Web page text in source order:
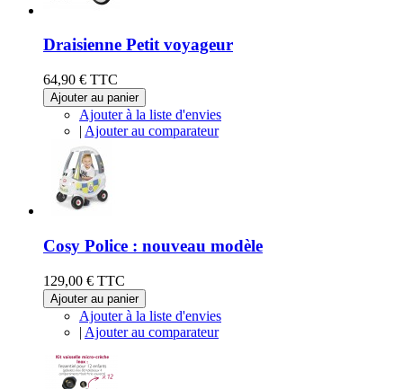
Draisienne Petit voyageur
64,90 € TTC
Ajouter au panier
Ajouter à la liste d'envies
| Ajouter au comparateur
Cosy Police : nouveau modèle
129,00 € TTC
Ajouter au panier
Ajouter à la liste d'envies
| Ajouter au comparateur